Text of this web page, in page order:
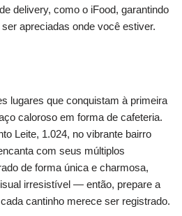
delivery, como o iFood, garantindo
apreciadas onde você estiver.
lugares que conquistam à primeira
caloroso em forma de cafeteria.
Leite, 1.024, no vibrante bairro
com seus múltiplos
de forma única e charmosa,
irresistível — então, prepare a
cantinho merece ser registrado.